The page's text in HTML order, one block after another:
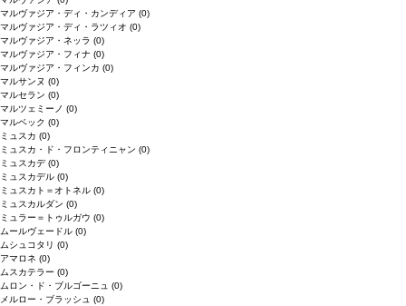
マルヴァジア・ディ・カンディア (0)
マルヴァジア・ディ・ラツィオ (0)
マルヴァジア・ネッラ (0)
マルヴァジア・フィナ (0)
マルヴァジア・フィンカ (0)
マルサンヌ (0)
マルセラン (0)
マルツェミーノ (0)
マルベック (0)
ミュスカ (0)
ミュスカ・ド・フロンティニャン (0)
ミュスカデ(0)
ミュスカデル (0)
ミュスカト＝オトネル (0)
ミュスカルダン (0)
ミュラー＝トゥルガウ (0)
ムールヴェードル (0)
ムシュコタリ (0)
アマロネ (0)
ムスカテラー (0)
ムロン・ド・ブルゴーニュ (0)
メルロー・ブラッシュ (0)